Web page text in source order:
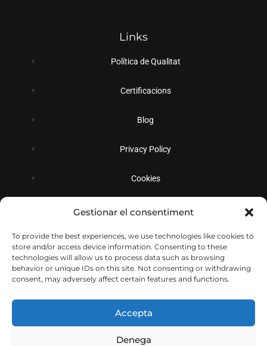
Gestionar el consentiment
To provide the best experiences, we use technologies like cookies to
store and/or access device information. Consenting to these
technologies will allow us to process data such as browsing
behavior or unique IDs on this site. Not consenting or withdrawing
consent, may adversely affect certain features and functions.
Accepta
Denega
Links
Política de Qualitat
Certificacions
Blog
Privacy Policy
Cookies